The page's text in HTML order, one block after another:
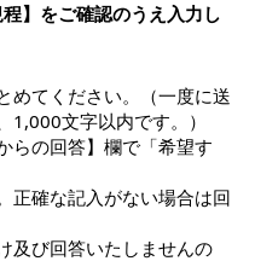
】をご確認のうえ入力し
めてください。（一度に送
1,000文字以内です。）
らの回答】欄で「希望す
正確な記入がない場合は回
及び回答いたしませんの